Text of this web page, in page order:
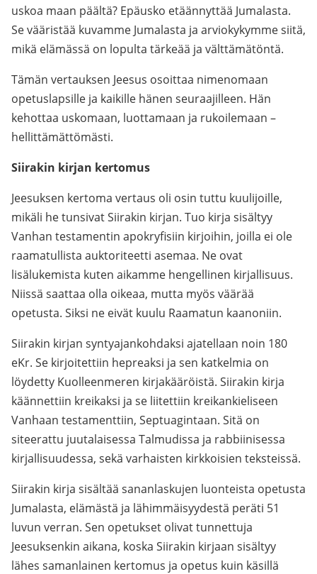
uskoa maan päältä? Epäusko etäännyttää Jumalasta.
Se vääristää kuvamme Jumalasta ja arviokykymme siitä,
mikä elämässä on lopulta tärkeää ja välttämätöntä.
Tämän vertauksen Jeesus osoittaa nimenomaan
opetuslapsille ja kaikille hänen seuraajilleen. Hän
kehottaa uskomaan, luottamaan ja rukoilemaan –
hellittämättömästi.
Siirakin kirjan kertomus
Jeesuksen kertoma vertaus oli osin tuttu kuulijoille,
mikäli he tunsivat Siirakin kirjan. Tuo kirja sisältyy
Vanhan testamentin apokryfisiin kirjoihin, joilla ei ole
raamatullista auktoriteetti asemaa. Ne ovat
lisälukemista kuten aikamme hengellinen kirjallisuus.
Niissä saattaa olla oikeaa, mutta myös väärää
opetusta. Siksi ne eivät kuulu Raamatun kaanoniin.
Siirakin kirjan syntyajankohdaksi ajatellaan noin 180
eKr. Se kirjoitettiin hepreaksi ja sen katkelmia on
löydetty Kuolleenmeren kirjakääröistä. Siirakin kirja
käännettiin kreikaksi ja se liitettiin kreikankieliseen
Vanhaan testamenttiin, Septuagintaan. Sitä on
siteerattu juutalaisessa Talmudissa ja rabbiinisessa
kirjallisuudessa, sekä varhaisten kirkkoisien teksteissä.
Siirakin kirja sisältää sananlaskujen luonteista opetusta
Jumalasta, elämästä ja lähimmäisyydestä peräti 51
luvun verran. Sen opetukset olivat tunnettuja
Jeesuksenkin aikana, koska Siirakin kirjaan sisältyy
lähes samanlainen kertomus ja opetus kuin käsillä